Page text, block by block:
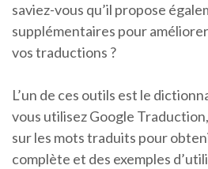
saviez-vous qu’il propose
supplémentaires pour
vos traductions ?
L’un de ces outils est le
vous utilisez Google
sur les mots traduits pour
complète et des exemples